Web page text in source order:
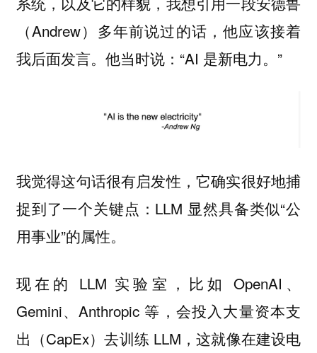
（Andrew）多年前说过的话，他应该接着
我后面发言。他当时说：“AI 是新电力。”
我觉得这句话很有启发性，它确实很好地捕
捉到了一个关键点：LLM 显然具备类似“公
用事业”的属性。
现在的 LLM 实验室，比如 OpenAI、
Gemini、Anthropic 等，会投入大量资本支
出（CapEx）去训练 LLM，这就像在建设电